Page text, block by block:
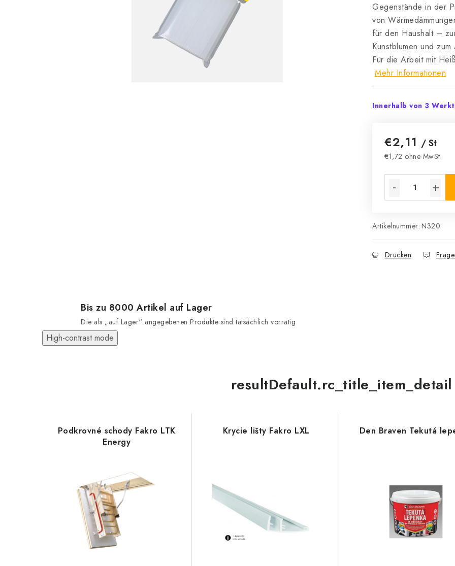
Gegenstände in der
von
für den Haushalt –
Kunstblumen und
Für die Arbeit mit
Mehr Informationen
Innerhalb von 3
€2,11 / St
€1,72 ohne MwSt.
Artikelnummer: N320
Drucken
Bis zu 8000 Artikel auf Lager
Die als „auf Lager“ angegebenen Produkte sind tatsächlich vorrätig
High-contrast mode
resultDefault.rc_title_item_detail
Podkrovné schody Fakro LTK
Energy
Krycie lišty Fakro LXL Den Braven Tekutá